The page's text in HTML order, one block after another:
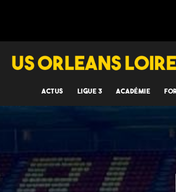
ACTUS LIGUE 3 ACADÉMIE